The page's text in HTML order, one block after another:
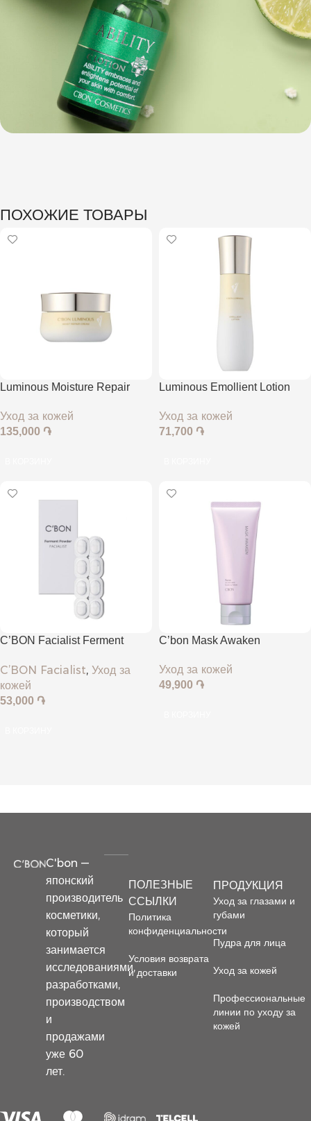
ПОХОЖИЕ ТОВАРЫ
Luminous Moisture Repair
Уход за кожей
135,000 ֏
Luminous Emollient Lotion
Уход за кожей
71,700 ֏
C’BON Facialist Ferment
C’BON Facialist, Уход за
кожей
53,000 ֏
C’bon Mask Awaken
Уход за кожей
49,900 ֏
C'bon —
японский
производитель
косметики,
который
занимается
исследованиями,
разработками,
производством
и
продажами
уже 60
лет.
ПОЛЕЗНЫЕ
ССЫЛКИ
Политика
конфиденциальности
Условия возврата
и доставки
ПРОДУКЦИЯ
Уход за глазами и
губами
Пудра для лица
Уход за кожей
Профессиональные
линии по уходу за
кожей